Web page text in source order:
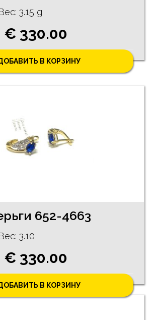
3.15 g
€ 330.00
В КОРЗИНУ
652-4663
3.10
€ 330.00
В КОРЗИНУ